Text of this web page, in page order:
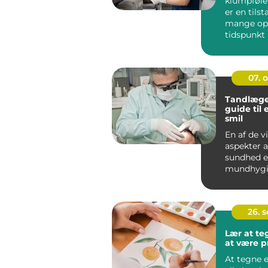
er en
mange
tidspunkt
07.
guide til
smil
En af de
aspekter
sundhed
...
26.
Lær at
at være
At tegne